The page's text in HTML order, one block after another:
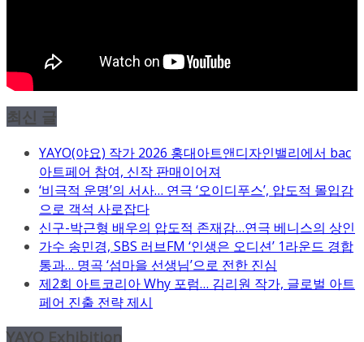
최신 글
YAYO(야요) 작가 2026 홍대아트앤디자인밸리에서 bac
아트페어 참여, 신작 판매이어져
‘비극적 운명’의 서사… 연극 ‘오이디푸스’, 압도적 몰입감
으로 객석 사로잡다
신구-박근형 배우의 압도적 존재감…연극 베니스의 상인
가수 송민경, SBS 러브FM ‘인생은 오디션’ 1라운드 경합
통과… 명곡 ‘섬마을 선생님’으로 전한 진심
제2회 아트코리아 Why 포럼… 김리원 작가, 글로벌 아트
페어 진출 전략 제시
YAYO Exhibition